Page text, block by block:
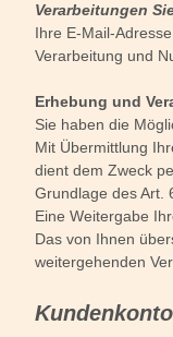
Verarbeitungen
Ihre E-Mail-
Verarbeitung und
Erhebung und
Sie haben die
Mit Übermittlung
dient dem Zweck
Grundlage des Art.
Eine Weitergabe
Das von Ihnen
weitergehenden